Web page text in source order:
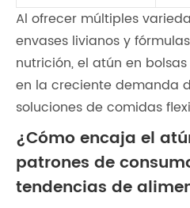
Al ofrecer múltiples
envases livianos y
nutrición, el atún en
en la creciente demanda
soluciones de comidas
¿Cómo encaja el
patrones de
tendencias de